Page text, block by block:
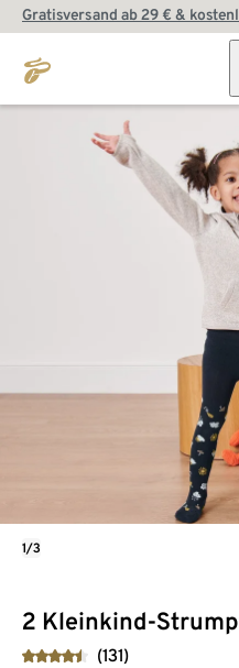
Gratisversand ab 29 € &
2 Kleinkind-
(131)
1/3